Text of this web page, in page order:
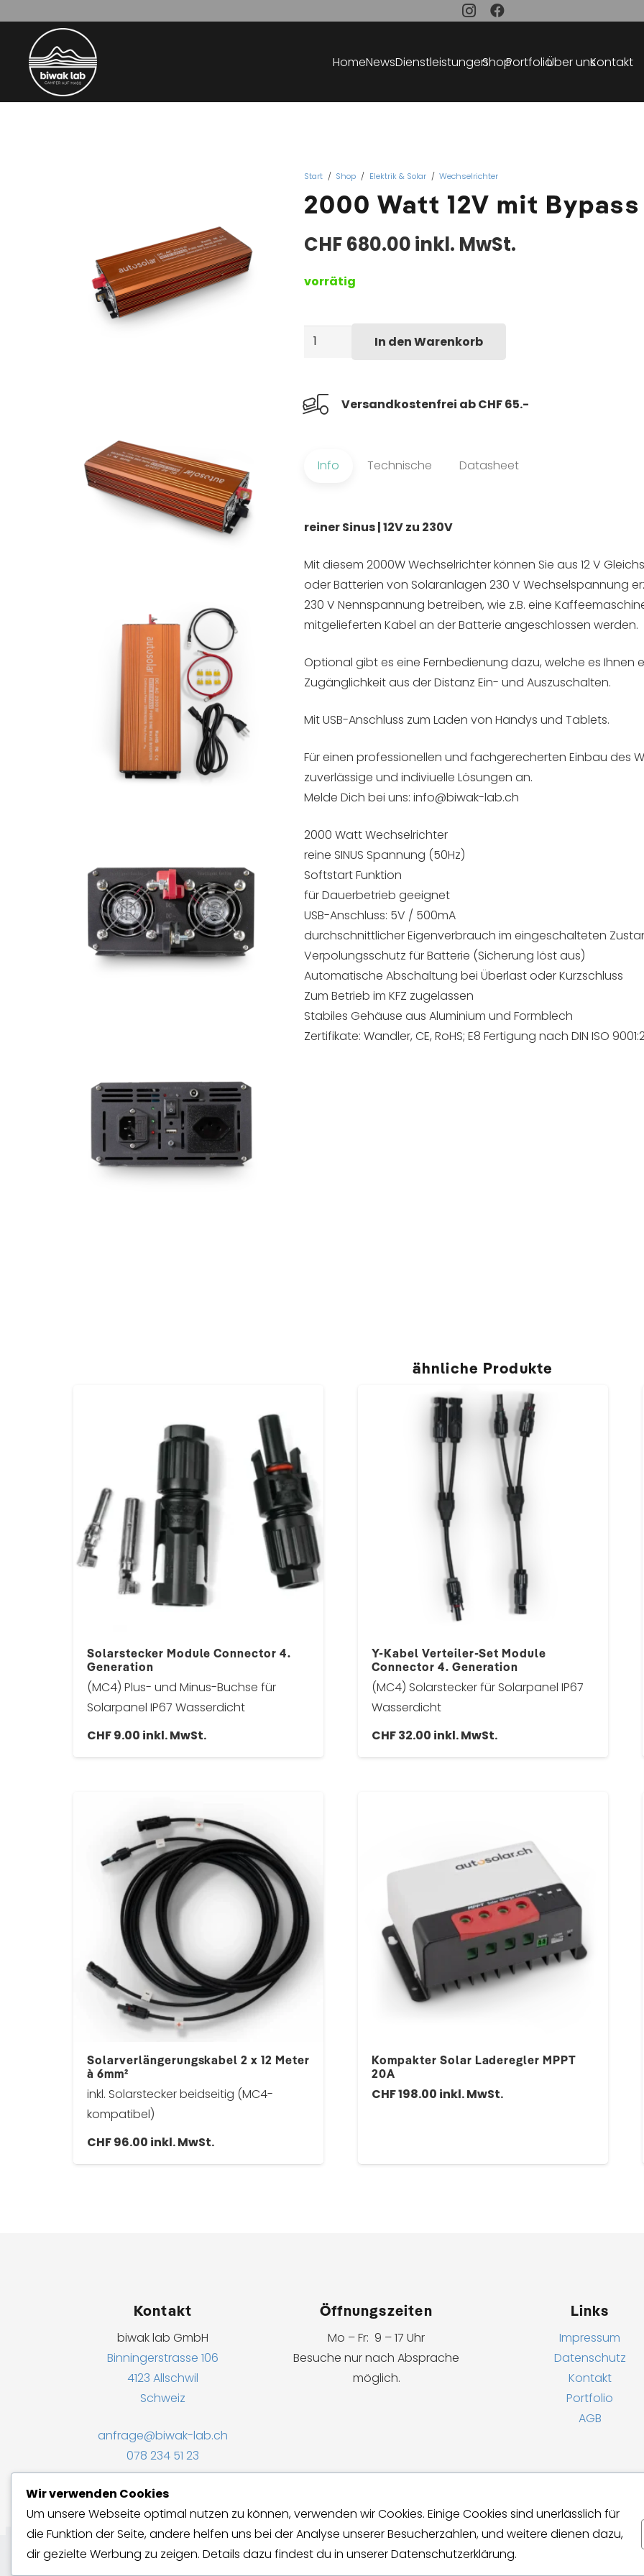
HomeNewsDienstleistungenShopPortfolioÜber unsKontakt
Start / Shop / Elektrik & Solar / Wechselrichter
2000 Watt 12V mit
CHF680.00inkl. MwSt.
vorrätig
2000
mit
Bypass
In den Warenkorb
Versandkostenfrei ab CHF 65.-
Info Technische Datasheet
reiner Sinus | 12V zu 230V
Mit diesem 2000W Wechselrichter können Sie aus 12 V
oder Batterien von Solaranlagen 230 V Wechselspannung
230 V Nennspannung betreiben, wie z.B. eine
mitgelieferten Kabel an der Batterie angeschlossen werden.
Optional gibt es eine Fernbedienung dazu, welche es
Zugänglichkeit aus der Distanz Ein- und Auszuschalten.
Mit USB-Anschluss zum Laden von Handys und Tablets.
Für einen professionellen und fachgerecherten Einbau des
zuverlässige und indiviuelle Lösungen an.
Melde Dich bei uns: info@biwak-lab.ch
2000 Watt Wechselrichter
reine SINUS Spannung (50Hz)
Softstart Funktion
für Dauerbetrieb geeignet
USB-Anschluss: 5V / 500mA
durchschnittlicher Eigenverbrauch im eingeschalteten
Verpolungsschutz für Batterie (Sicherung löst aus)
Automatische Abschaltung bei Überlast oder Kurzschluss
Zum Betrieb im KFZ zugelassen
Stabiles Gehäuse aus Aluminium und Formblech
Zertifikate: Wandler, CE, RoHS; E8 Fertigung nach DIN ISO
ähnliche Produkte
Solarstecker Module Connector 4.
Generation
(MC4) Plus- und Minus-Buchse für
Solarpanel IP67 Wasserdicht
CHF9.00 inkl. MwSt.
Y-Kabel Verteiler-Set Module
Connector 4. Generation
(MC4) Solarstecker für Solarpanel IP67
Wasserdicht
CHF32.00 inkl. MwSt.
Solarverlängerungskabel 2 x 12 Meter
à 6mm²
inkl. Solarstecker beidseitig (MC4-
kompatibel)
CHF96.00 inkl. MwSt.
Kompakter Solar Laderegler MPPT
20A
CHF198.00 inkl. MwSt.
Kontakt
biwak lab GmbH
Binningerstrasse 106
4123 Allschwil
Schweiz
anfrage@biwak-lab.ch
078 234 51 23
Öffnungszeiten
Mo – Fr: 9 – 17 Uhr
Besuche nur nach Absprache
möglich.
Links
Impressum
Datenschutz
Kontakt
Portfolio
AGB
Wir verwenden Cookies
Um unsere Webseite optimal nutzen zu können, verwenden wir Cookies. Einige Cookies sind unerlässlich für
die Funktion der Seite, andere helfen uns bei der Analyse unserer Besucherzahlen, und weitere dienen dazu,
dir gezielte Werbung zu zeigen. Details dazu findest du in unserer Datenschutzerklärung.